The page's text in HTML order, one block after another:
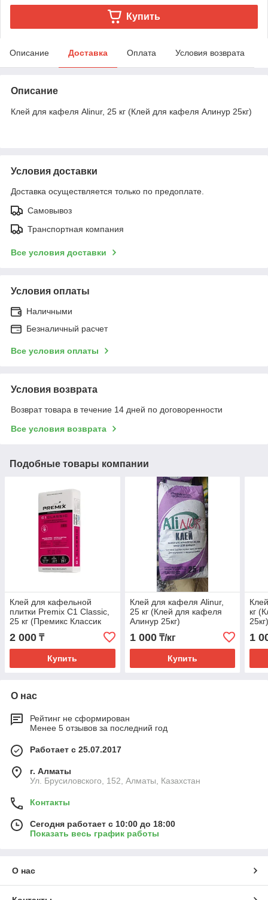
Купить
Описание Доставка Оплата Условия возврата
Описание
Клей для кафеля Alinur, 25 кг (Клей для кафеля Алинур 25кг)
Условия доставки
Доставка осуществляется только по предоплате.
Самовывоз
Транспортная компания
Все условия доставки
Условия оплаты
Наличными
Безналичный расчет
Все условия оплаты
Условия возврата
Возврат товара в течение 14 дней по договоренности
Все условия возврата
Подобные товары компании
Клей для кафельной
плитки Premix C1 Classic,
25 кг (Премикс Классик
2 000 ₸
Купить
Клей для кафеля Alinur,
25 кг (Клей для кафеля
Алинур 25кг)
1 000₸/кг
Купить
кг
1
О нас
Рейтинг не сформирован
Менее 5 отзывов за последний год
Работает с 25.07.2017
г. Алматы
Ул. Брусиловского, 152, Алматы, Казахстан
Контакты
Сегодня работает с 10:00 до 18:00
Показать весь график работы
О нас